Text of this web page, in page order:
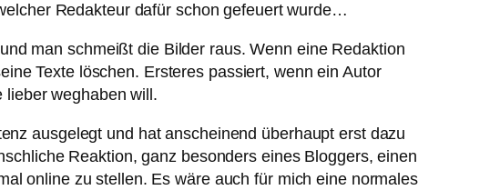
Redakteur dafür schon gefeuert wurde…
man schmeißt die Bilder raus. Wenn eine Redaktion
Texte löschen. Ersteres passiert, wenn ein Autor
lieber weghaben will.
ausgelegt und hat anscheinend überhaupt erst dazu
Reaktion, ganz besonders eines Bloggers, einen
online zu stellen. Es wäre auch für mich eine normales